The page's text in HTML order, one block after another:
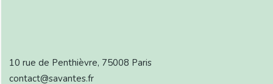
10 rue de Penthièvre, 75008 Paris
contact@savantes.fr